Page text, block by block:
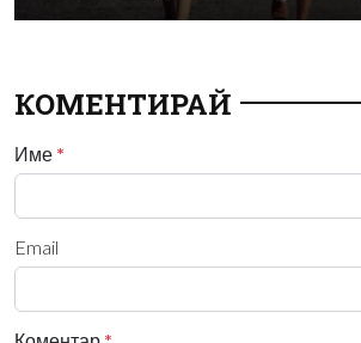
КОМЕНТИРАЙ
Име *
Email